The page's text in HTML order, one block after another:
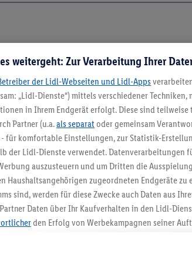
weitergeht: Zur Verarbeitung Ihrer
der Lidl-Webseiten und Lidl-Apps
„Lidl-Dienste“) mittels verschiedener
in Ihrem Endgerät erfolgt. Diese sind
Partner (u.a.als separat oder gemeinsam
- für komfortable Einstellungen, zur Statistik-
der Lidl-Dienste verwendet. Datenverarbeitungen
auszusteuern und um Dritten die
Haushaltsangehörigen zugeordneten Endgeräte zu
sind, werden für diese Zwecke auch Daten aus
Daten über Ihr Kaufverhalten in den Lidl-
den Erfolg von Werbekampagnen seiner
Profilen. Dies umfasst die